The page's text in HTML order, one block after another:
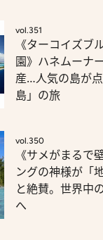
vol.351
《ターコイズブ
園》ハネムーナ
産…人気の島が
島」の旅
vol.350
《サメがまるで
ングの神様が「
と絶賛。世界中
へ